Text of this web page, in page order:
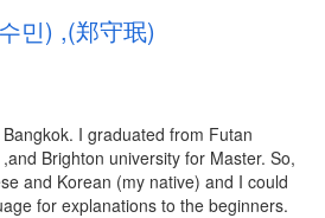
민) ,(郑守珉)
I graduated from Futan
Brighton university for Master. So,
and Korean (my native) and I could
for explanations to the beginners.